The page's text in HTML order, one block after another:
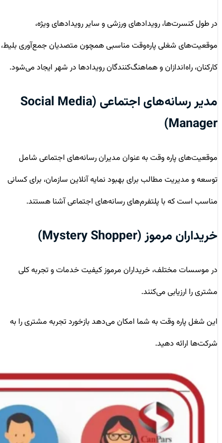
در طول کنسرت‌ها، رویدادهای ورزشی و سایر رویدادهای ویژه،
موقعیت‌های شغلی پاره‌وقت مناسبی همچون متصدیان جمع‌آوری بلیط،
کارکنان، راه‌اندازان و هماهنگ‌کنندگان رویدادها در شهر ایجاد می‌شود.
مدیر رسانه‌های اجتماعی (Social Media
Manager)
موقعیت‌های پاره وقت به عنوان مدیران رسانه‌های اجتماعی شامل
توسعه و مدیریت مطالب برای بهبود نمایه آنلاین سازمان، برای کسانی
مناسب است که با پلتفرم‌های رسانه‌های اجتماعی آشنا هستند.
خریداران مرموز (Mystery Shopper)
در موسسات مختلف، خریداران مرموز کیفیت خدمات و تجربه کلی
مشتری را ارزیابی می‌کنند.
این شغل پاره وقت به شما امکان می‌دهد بازخورد تجربه مشتری را به
شرکت‌ها ارائه دهید.